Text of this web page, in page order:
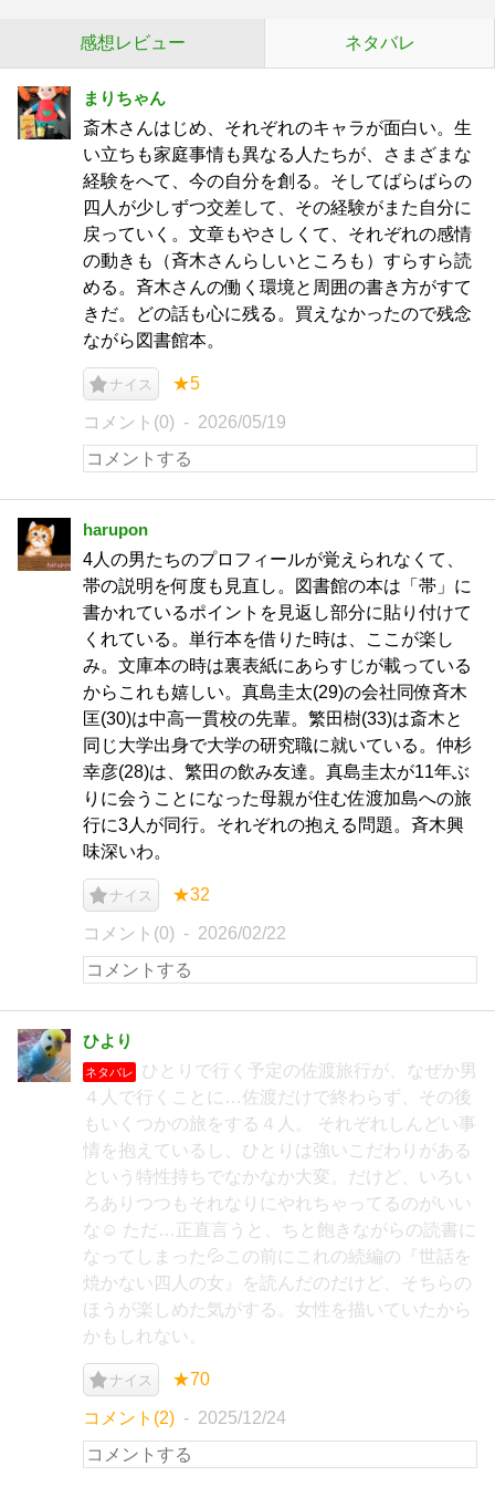
感想レビュー ネタバレ
まりちゃん
斎木さんはじめ、それぞれのキャラが面白い。生
い立ちも家庭事情も異なる人たちが、さまざまな
経験をへて、今の自分を創る。そしてばらばらの
四人が少しずつ交差して、その経験がまた自分に
戻っていく。文章もやさしくて、それぞれの感情
の動きも（斉木さんらしいところも）すらすら読
める。斉木さんの働く環境と周囲の書き方がすて
きだ。どの話も心に残る。買えなかったので残念
ながら図書館本。
ナイス ★5
コメント(0) 2026/05/19
harupon
4人の男たちのプロフィールが覚えられなくて、
帯の説明を何度も見直し。図書館の本は「帯」に
書かれているポイントを見返し部分に貼り付けて
くれている。単行本を借りた時は、ここが楽し
み。文庫本の時は裏表紙にあらすじが載っている
からこれも嬉しい。真島圭太(29)の会社同僚斉木
匡(30)は中高一貫校の先輩。繁田樹(33)は斎木と
同じ大学出身で大学の研究職に就いている。仲杉
幸彦(28)は、繁田の飲み友達。真島圭太が11年ぶ
りに会うことになった母親が住む佐渡加島への旅
行に3人が同行。それぞれの抱える問題。斉木興
味深いわ。
ナイス ★32
コメント(0) 2026/02/22
ひより
ネタバレ
ひとりで行く予定の佐渡旅行が、なぜか男
４人で行くことに…佐渡だけで終わらず、その後
もいくつかの旅をする４人。 それぞれしんどい事
情を抱えているし、ひとりは強いこだわりがある
という特性持ちでなかなか大変。だけど、いろい
ろありつつもそれなりにやれちゃってるのがいい
な☺️ ただ…正直言うと、ちと飽きながらの読書に
なってしまった💦この前にこれの続編の『世話を
焼かない四人の女』を読んだのだけど、そちらの
ほうが楽しめた気がする。女性を描いていたから
かもしれない。
ナイス ★70
コメント(2) 2025/12/24